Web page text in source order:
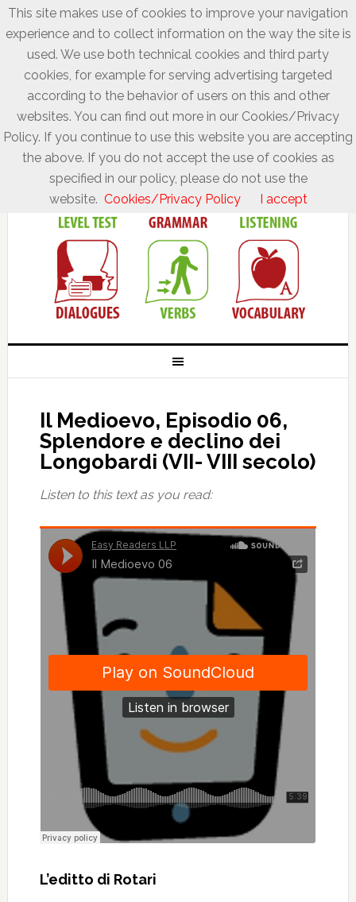
Il Medioevo, Episodio 06,
Splendore e declino dei
Longobardi (VII- VIII secolo)
Listen to this text as you read:
L’editto di Rotari
This site makes use of cookies to improve your navigation
experience and to collect information on the way the site is
used. We use both technical cookies and third party
cookies, for example for serving advertising targeted
according to the behavior of users on this and other
websites. You can find out more in our Cookies/Privacy
Policy. If you continue to use this website you are accepting
the above. If you do not accept the use of cookies as
specified in our policy, please do not use the
website. Cookies/Privacy Policy I accept